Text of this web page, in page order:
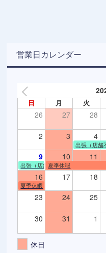
営業日カレンダー
日 月 火
26 27 28
2 3 4
出張（店舗
9 10 11
出張（店舗不在）
夏季休暇
16 17 18
夏季休暇
23 24 25
30 31 1
休日